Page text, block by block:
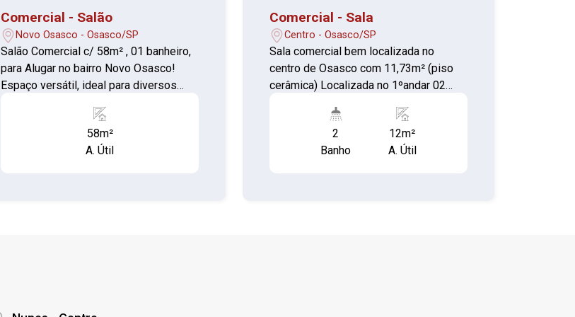
Comercial - Salão
Novo Osasco - Osasco/SP
Salão Comercial c/ 58m² , 01 banheiro,
para Alugar no bairro Novo Osasco!
Espaço versátil, ideal para diversos
com grande fluxo de pessoas e fácil
acesso. - Estrutura pronta para uso,
58m²
A. Útil
Comercial - Sala
Centro - Osasco/SP
Sala comercial bem localizada no
centro de Osasco com 11,73m² (piso
cerâmica) Localizada no 1ºandar 02
2
Banho
12m²
A. Útil